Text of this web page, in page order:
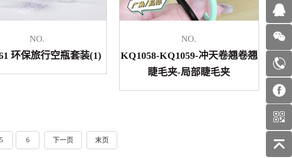
NO.
环保旅行空瓶套装(1)
NO.
KQ1058-KQ1059-冲天卷翘卷翘
睫毛夹-局部睫毛夹
5 6 下一页 末页